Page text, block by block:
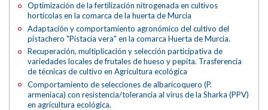
Optimización de la fertilización nitrogenada en cultivos
hortícolas en la comarca de la huerta de Murcia
Adaptación y comportamiento agronómico del cultivo del
pistachero "Pistacia vera" en la comarca Huerta de Murcia.
Recuperación, multiplicación y selección participativa de
variedades locales de frutales de hueso y pepita. Trasferencia
de técnicas de cultivo en Agricultura ecológica
Comportamiento de selecciones de albaricoquero (P.
armeniaca) con resistencia/tolerancia al virus de la Sharka (PPV)
en agricultura ecológica.